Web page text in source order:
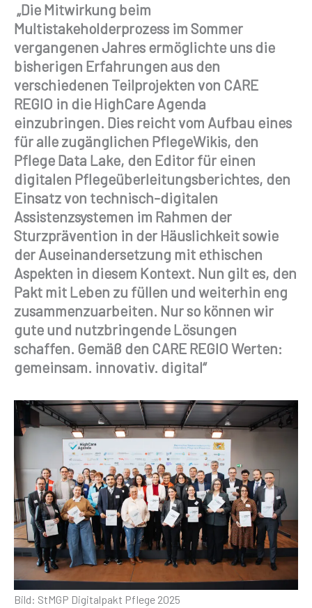
„Die Mitwirkung beim
Multistakeholderprozess im Sommer
vergangenen Jahres ermöglichte uns die
bisherigen Erfahrungen aus den
verschiedenen Teilprojekten von CARE
REGIO in die HighCare Agenda
einzubringen. Dies reicht vom Aufbau eines
für alle zugänglichen PflegeWikis, den
Pflege Data Lake, den Editor für einen
digitalen Pflegeüberleitungsberichtes, den
Einsatz von technisch-digitalen
Assistenzsystemen im Rahmen der
Sturzprävention in der Häuslichkeit sowie
der Auseinandersetzung mit ethischen
Aspekten in diesem Kontext. Nun gilt es, den
Pakt mit Leben zu füllen und weiterhin eng
zusammenzuarbeiten. Nur so können wir
gute und nutzbringende Lösungen
schaffen. Gemäß den CARE REGIO Werten:
gemeinsam. innovativ. digital“
Bild: StMGP Digitalpakt Pflege 2025